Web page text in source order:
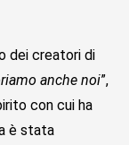
dei creatori di
anche noi”,
con cui ha
è stata